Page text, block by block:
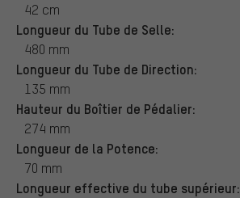
42 cm
Longueur du Tube de Selle:
480 mm
Longueur du Tube de Direction:
135 mm
Hauteur du Boîtier de Pédalier:
274 mm
Longueur de la Potence:
70 mm
Longueur effective du tube supérieur: